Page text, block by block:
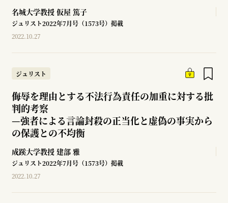
名城大学教授 仮屋 篤子
ジュリスト2022年7月号（1573号）掲載
2022.10.27
ジュリスト
侮辱を理由とする不法行為責任の加重に対する批
判的考察
—強者による言論封殺の正当化と虚偽の事実から
の保護との不均衡
成蹊大学教授 建部 雅
ジュリスト2022年7月号（1573号）掲載
2022.10.27